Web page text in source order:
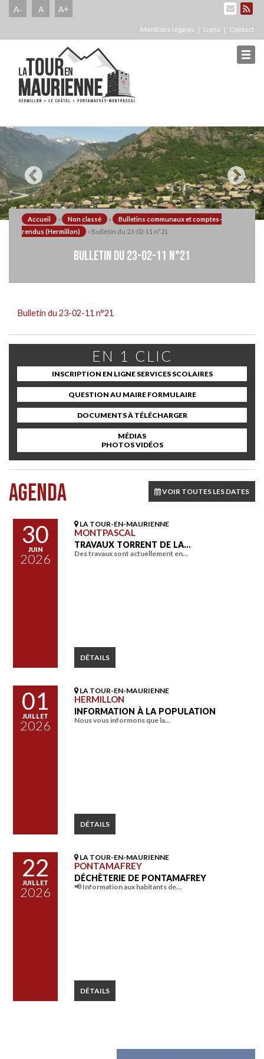
A- A A+
Mentions légales Liens Contact
Accueil » Non classé »
Bulletins communaux et comptes-
rendus (Hermillon)
» Bulletin du 23-02-11 n°21
BULLETIN DU 23-02-11 N°21
Bulletin du 23-02-11 n°21
EN 1 CLIC
INSCRIPTION EN LIGNE SERVICES SCOLAIRES
QUESTION AU MAIRE FORMULAIRE
DOCUMENTS À TÉLÉCHARGER
MÉDIAS
PHOTOS VIDÉOS
AGENDA VOIR TOUTES LES DATES
30
JUIN
2026
LA TOUR-EN-MAURIENNE
MONTPASCAL
TRAVAUX TORRENT DE LA…
Des travaux sont actuellement en…
DÉTAILS
01
JUILLET
2026
LA TOUR-EN-MAURIENNE
HERMILLON
INFORMATION À LA POPULATION
Nous vous informons que la…
DÉTAILS
22
JUILLET
2026
LA TOUR-EN-MAURIENNE
PONTAMAFREY
DÉCHÈTERIE DE PONTAMAFREY
📢 Information aux habitants de…
DÉTAILS